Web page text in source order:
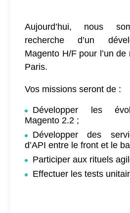
Aujourd’hui, nous
recherche d’un
Magento H/F pour l’un
Paris.
Vos missions seront de :
Développer les
Magento 2.2 ;
Développer des
d’API entre le front et le
Participer aux rituels
Effectuer les tests